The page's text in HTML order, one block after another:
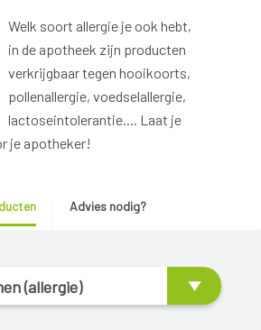
Welk soort allergie je ook hebt,
in de apotheek zijn producten
verkrijgbaar tegen hooikoorts,
pollenallergie, voedselallergie,
lactoseintolerantie.... Laat je
je apotheker!
Advies nodig?
(allergie)